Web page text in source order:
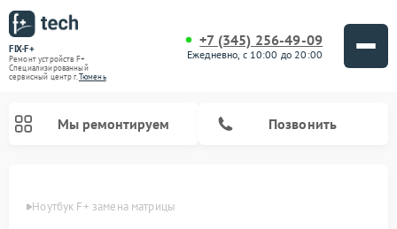
FIX-F+
Ремонт устройств F+
Специализированный
cервисный центр г.Тюмень
+7 (345) 256-49-09
Ежедневно, с 10:00 до 20:00
Мы ремонтируем Позвонить
Ноутбук F+ замена матрицы